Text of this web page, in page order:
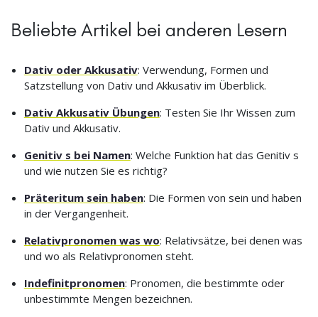
Beliebte Artikel bei anderen Lesern
Dativ oder Akkusativ: Verwendung, Formen und
Satzstellung von Dativ und Akkusativ im Überblick.
Dativ Akkusativ Übungen: Testen Sie Ihr Wissen zum
Dativ und Akkusativ.
Genitiv s bei Namen: Welche Funktion hat das Genitiv s
und wie nutzen Sie es richtig?
Präteritum sein haben: Die Formen von sein und haben
in der Vergangenheit.
Relativpronomen was wo: Relativsätze, bei denen was
und wo als Relativpronomen steht.
Indefinitpronomen: Pronomen, die bestimmte oder
unbestimmte Mengen bezeichnen.